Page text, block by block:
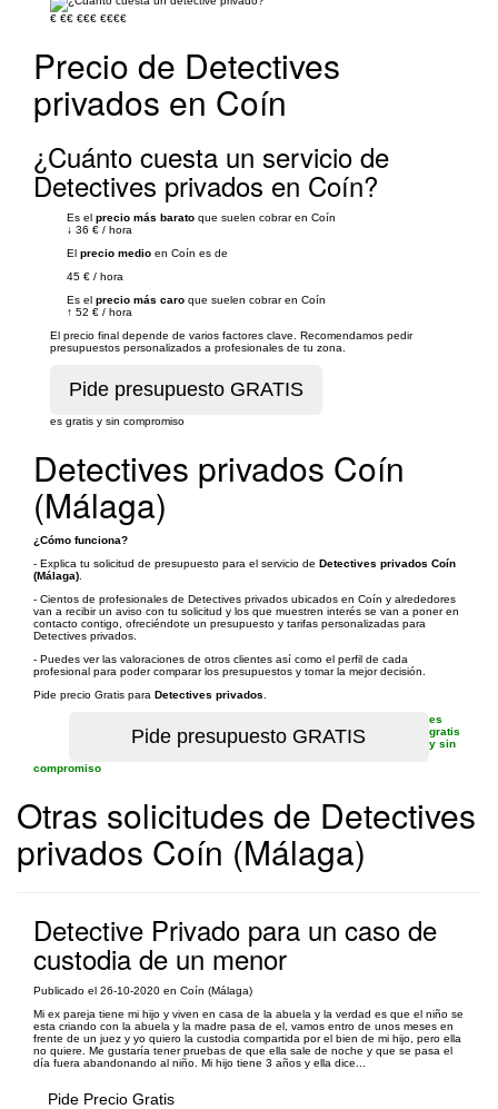
€ €€ €€€ €€€€
Precio de Detectives
privados en Coín
¿Cuánto cuesta un servicio de
Detectives privados en Coín?
Es el precio más barato que suelen cobrar en Coín
↓ 36 € / hora
El precio medio en Coín es de
45 € / hora
Es el precio más caro que suelen cobrar en Coín
↑ 52 € / hora
El precio final depende de varios factores clave. Recomendamos pedir
presupuestos personalizados a profesionales de tu zona.
es gratis y sin compromiso
Detectives privados Coín
(Málaga)
¿Cómo funciona?
- Explica tu solicitud de presupuesto para el servicio de Detectives privados Coín
(Málaga)
- Cientos de profesionales de Detectives privados ubicados en Coín y alrededores
van a recibir un aviso con tu solicitud y los que muestren interés se van a poner en
contacto contigo, ofreciéndote un presupuesto y tarifas personalizadas para
Detectives privados.
- Puedes ver las valoraciones de otros clientes así como el perfil de cada
profesional para poder comparar los presupuestos y tomar la mejor decisión.
Pide precio Gratis para Detectives privados
es
gratis
y sin
compromiso
Otras solicitudes de Detectives
privados Coín (Málaga)
Detective Privado para un caso de
custodia de un menor
Publicado el 26-10-2020 en Coín (Málaga)
Mi ex pareja tiene mi hijo y viven en casa de la abuela y la verdad es que el niño se
esta criando con la abuela y la madre pasa de el, vamos entro de unos meses en
frente de un juez y yo quiero la custodia compartida por el bien de mi hijo, pero ella
no quiere. Me gustaría tener pruebas de que ella sale de noche y que se pasa el
día fuera abandonando al niño. Mi hijo tiene 3 años y ella dice...
Pide Precio Gratis